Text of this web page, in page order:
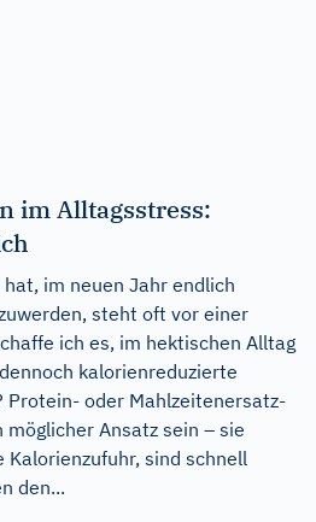
im Alltagsstress:
im neuen Jahr endlich
steht oft vor einer
ich es, im hektischen Alltag
kalorienreduzierte
Protein- oder Mahlzeitenersatz-
Ansatz sein – sie
sind schnell
den...